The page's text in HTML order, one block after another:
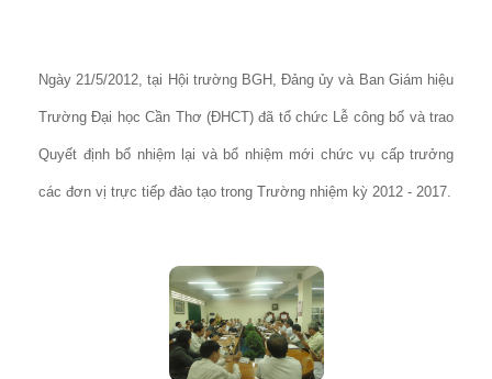
Ngày 21/5/2012, tại Hội trường BGH, Đảng ủy và Ban Giám hiệu
Trường Đại học Cần Thơ (ĐHCT) đã tổ chức Lễ công bố và trao
Quyết định bổ nhiệm lại và bổ nhiệm mới chức vụ cấp trưởng
các đơn vị trực tiếp đào tạo trong Trường nhiệm kỳ 2012 - 2017.